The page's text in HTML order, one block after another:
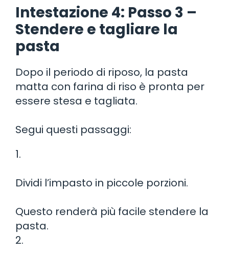
Intestazione 4: Passo 3 –
Stendere e tagliare la
pasta
Dopo il periodo di riposo, la pasta
matta con farina di riso è pronta per
essere stesa e tagliata.
Segui questi passaggi:
1.
Dividi l’impasto in piccole porzioni.
Questo renderà più facile stendere la
pasta.
2.